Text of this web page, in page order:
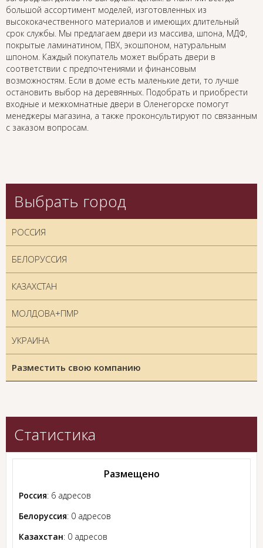
большой ассортимент моделей, изготовленных из
высококачественного материалов и имеющих длительный
срок службы. Мы предлагаем двери из массива, шпона, МДФ,
покрытые ламинатином, ПВХ, экошпоном, натуральным
шпоном. Каждый покупатель может выбрать двери в
соответствии с предпочтениями и финансовым
возможностям. Если в доме есть маленькие дети, то лучше
остановить выбор на деревянных. Подобрать и приобрести
входные и межкомнатные двери в Оленегорске помогут
менеджеры магазина, а также проконсультируют по связанным
с заказом вопросам.
Выбрать город
РОССИЯ
БЕЛОРУССИЯ
КАЗАХСТАН
МОЛДОВА+ПМР
УКРАИНА
Разместить свою компанию
Статистика
Размещено
Россия: 6 адресов
Белоруссия: 0 адресов
Казахстан: 0 адресов